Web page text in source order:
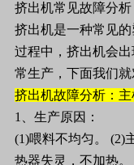
挤出机常见故障分析
挤出机是一种常见
过程中，挤出机会
常生产，下面我们就
挤出机故障分析：
1、生产原因：
(1)喂料不均匀。 (2)
热器失灵，不加热